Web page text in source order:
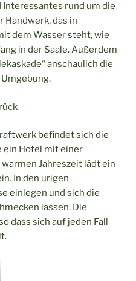
rund um die
Handwerk, das in
dem Wasser steht, wie
in der Saale. Außerdem
anschaulich die
befindet sich die
ein Hotel mit einer
Jahreszeit lädt ein
In den urigen
einlegen und sich die
lassen. Die
dass sich auf jeden Fall